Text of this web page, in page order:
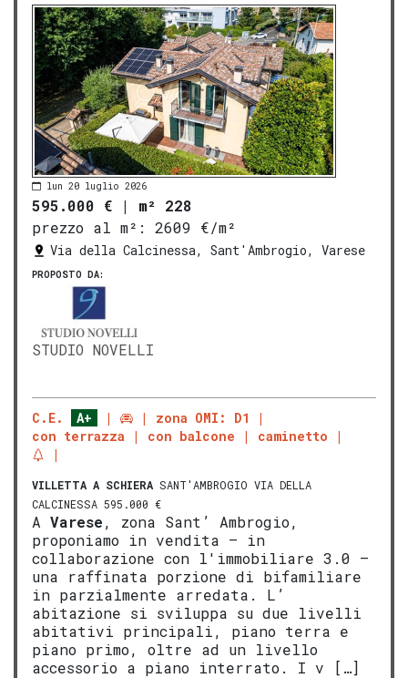
lun 20 luglio 2026
595.000 € | m² 228
prezzo al m²:
2609 €/m²
Via della Calcinessa, Sant'Ambrogio, Varese
PROPOSTO DA:
STUDIO NOVELLI
C.E. A+
zona OMI: D1
con terrazza
con balcone caminetto
VILLETTA A SCHIERA SANT'AMBROGIO VIA DELLA
CALCINESSA 595.000 €
A Varese, zona Sant’ Ambrogio,
proponiamo in vendita – in
collaborazione con l'immobiliare 3.0 –
una raffinata porzione di bifamiliare
in parzialmente arredata. L’
abitazione si sviluppa su due livelli
abitativi principali, piano terra e
piano primo, oltre ad un livello
accessorio a piano interrato. I v […]